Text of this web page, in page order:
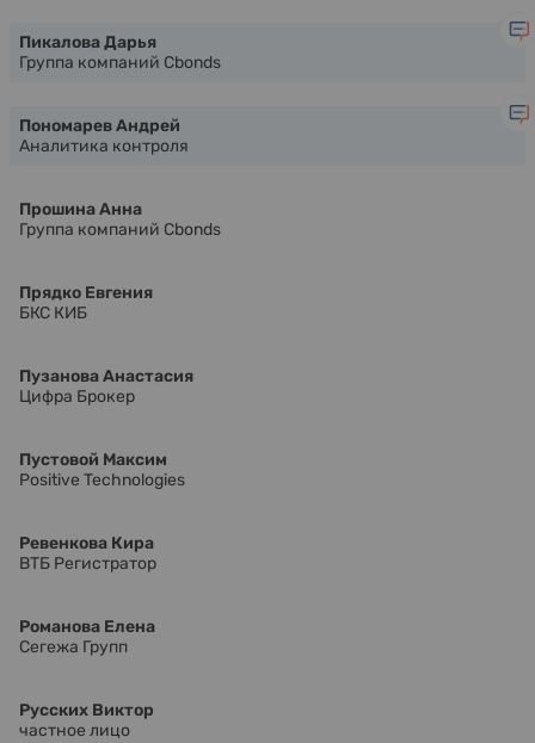
Пикалова Дарья
Группа компаний Cbonds
Пономарев Андрей
Аналитика контроля
Прошина Анна
Группа компаний Cbonds
Прядко Евгения
БКС КИБ
Пузанова Анастасия
Цифра Брокер
Пустовой Максим
Positive Technologies
Ревенкова Кира
ВТБ Регистратор
Романова Елена
Сегежа Групп
Русских Виктор
частное лицо